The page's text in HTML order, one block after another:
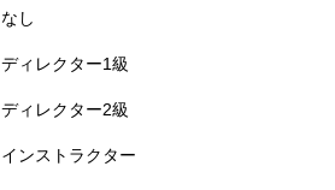
なし
ディレクター1級
ディレクター2級
インストラクター